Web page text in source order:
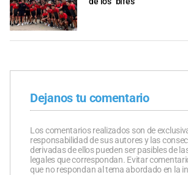
Dejanos tu comentario
Los comentarios realizados son de
responsabilidad de sus autores y las
derivadas de ellos pueden ser pasibles de
legales que correspondan. Evitar
que no respondan al tema abordado en la